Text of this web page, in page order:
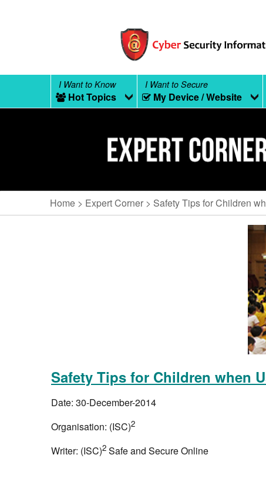
I Want to Know
Hot Topics
I Want to Secure
My Device / Website
Home Expert Corner Safety Tips for Children
Safety Tips for Children when
Date: 30-December-2014
Organisation: (ISC)2
Writer: (ISC)2 Safe and Secure Online